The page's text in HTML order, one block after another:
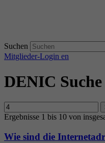
Suchen
Mitglieder-Login en
DENIC Suche
Ergebnisse 1 bis 10 von
Wie sind die